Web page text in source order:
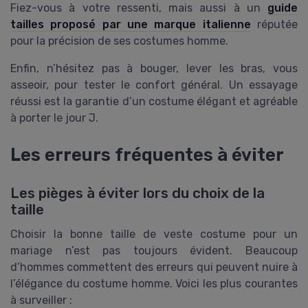
Fiez-vous à votre ressenti, mais aussi à un guide
tailles proposé par une marque italienne réputée
pour la précision de ses costumes homme.
Enfin, n’hésitez pas à bouger, lever les bras, vous
asseoir, pour tester le confort général. Un essayage
réussi est la garantie d’un costume élégant et agréable
à porter le jour J.
Les erreurs fréquentes à éviter
Les pièges à éviter lors du choix de la
taille
Choisir la bonne taille de veste costume pour un
mariage n’est pas toujours évident. Beaucoup
d’hommes commettent des erreurs qui peuvent nuire à
l’élégance du costume homme. Voici les plus courantes
à surveiller :